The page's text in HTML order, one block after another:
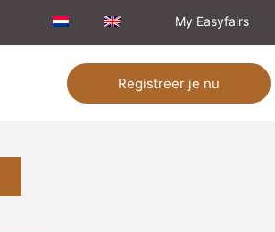
My Easyfairs
Registreer je nu